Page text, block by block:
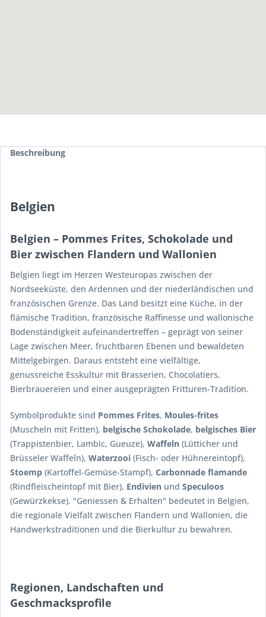
Beschreibung
Belgien
Belgien – Pommes Frites, Schokolade und
Bier zwischen Flandern und Wallonien
Belgien liegt im Herzen Westeuropas zwischen der
Nordseeküste, den Ardennen und der niederländischen und
französischen Grenze. Das Land besitzt eine Küche, in der
flämische Tradition, französische Raffinesse und wallonische
Bodenständigkeit aufeinandertreffen – geprägt von seiner
Lage zwischen Meer, fruchtbaren Ebenen und bewaldeten
Mittelgebirgen. Daraus entsteht eine vielfältige,
genussreiche Esskultur mit Brasserien, Chocolatiers,
Bierbrauereien und einer ausgeprägten Fritturen-Tradition.
Symbolprodukte sind Pommes Frites, Moules-frites
(Muscheln mit Fritten), belgische Schokolade, belgisches Bier
(Trappistenbier, Lambic, Gueuze), Waffeln (Lütticher und
Brüsseler Waffeln), Waterzooi (Fisch- oder Hühnereintopf),
Stoemp (Kartoffel-Gemüse-Stampf), Carbonnade flamande
(Rindfleischeintopf mit Bier), Endivien und Speculoos
(Gewürzkekse). "Geniessen & Erhalten" bedeutet in Belgien,
die regionale Vielfalt zwischen Flandern und Wallonien, die
Handwerkstraditionen und die Bierkultur zu bewahren.
Regionen, Landschaften und
Geschmacksprofile